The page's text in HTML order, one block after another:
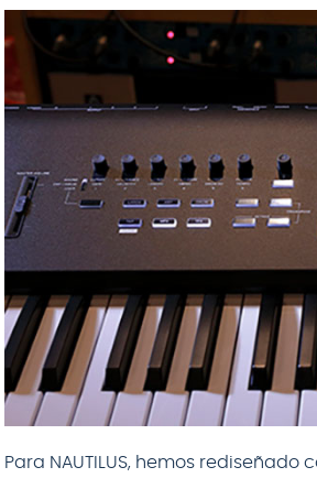
Para NAUTILUS, hemos